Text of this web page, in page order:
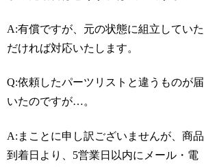
A:有償ですが、元の状態に組立していた
だければ対応いたします。
Q:依頼したパーツリストと違うものが届
いたのですが…。
A:まことに申し訳ございませんが、商品
到着日より、5営業日以内にメール・電